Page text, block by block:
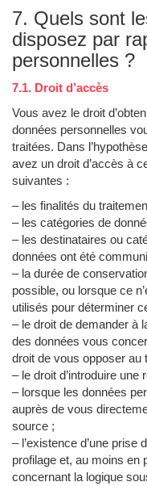
7. Quels sont
disposez par
personnelles ?
7.1. Droit d’accès
Vous avez le droit
données personnelles
traitées. Dans
avez un droit d’accès à
suivantes :
– les finalités du
– les catégories de
– les destinataires ou
données ont été
– la durée de
possible, ou lorsque ce
utilisés pour déterminer
– le droit de demander à
des données vous
droit de vous opposer au
– le droit d’introduire
– lorsque les données
auprès de vous
source ;
– l’existence d’une
profilage et, au moins en
concernant la logique